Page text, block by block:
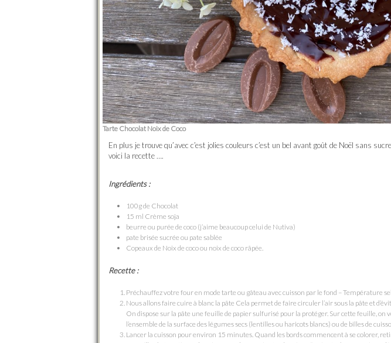
Tarte Chocolat Noix de Coco
En plus je trouve qu’avec c’est jolies couleurs c’est un bel avant goût de Noël sans
voici la recette ….
Ingrédients :
100g de Chocolat
15 ml Crème soja
beurre ou purée de coco (j’aime beaucoup celui de Nutiva)
pate brisée sucrée ou pate sablée
Copeaux de Noix de coco ou noix de coco râpée.
Recette :
Préchauffez votre four en mode tarte ou gâteau avec cuisson par le fond – Température
Nous allons faire cuire à blanc la pâte Cela permet de faire circuler l’air sous la pâte et
On dispose sur la pâte une feuille de papier sulfurisé pour la protéger. Sur cette feuille, on
l’ensemble de la surface des légumes secs (lentilles ou haricots blancs) ou de billes de
Lancer la cuisson pour environ 15 minutes. Quand les bords commencent à se colorer,